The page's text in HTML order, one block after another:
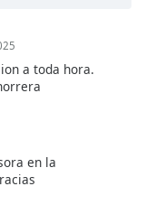
a toda hora.
en la